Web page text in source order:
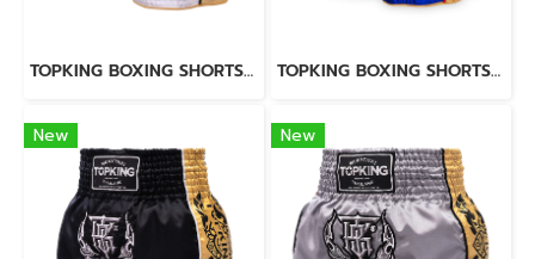
TOPKING BOXING SHORTS WHITE 276 TOPKING BOXING SHORTS BLUE 276
New New